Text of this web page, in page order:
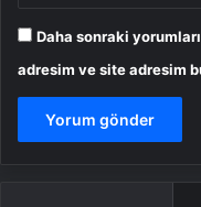
Daha sonraki
adresim ve site adresim